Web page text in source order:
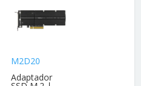
M2D20
Adaptador